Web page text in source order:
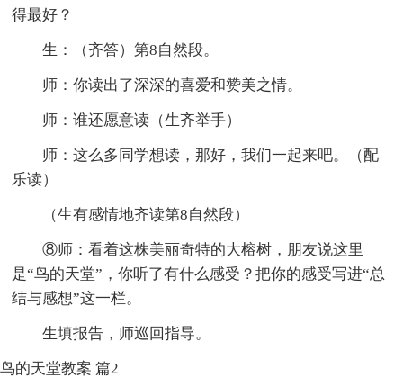
得最好？
生：（齐答）第8自然段。
师：你读出了深深的喜爱和赞美之情。
师：谁还愿意读（生齐举手）
师：这么多同学想读，那好，我们一起来吧。（配
乐读）
（生有感情地齐读第8自然段）
⑧师：看着这株美丽奇特的大榕树，朋友说这里
是“鸟的天堂”，你听了有什么感受？把你的感受写进“总
结与感想”这一栏。
生填报告，师巡回指导。
鸟的天堂教案 篇2